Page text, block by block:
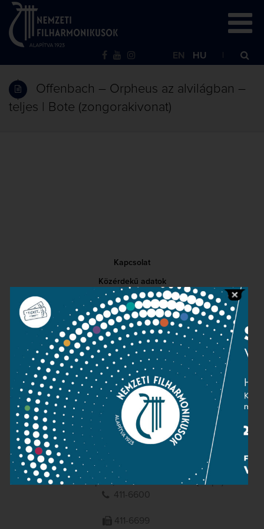
EN HU
Offenbach – Orpheus az alvilágban –
teljes | Bote (zongorakivonat)
Kapcsolat
Közérdekű adatok
Sajtószoba
Adatvédelem
Impresszum
NEMZETI
FILHARMONIKUSOK
1095 Budapest, Komor Marcell u. 1. (Müpa)
411-6600
411-6699